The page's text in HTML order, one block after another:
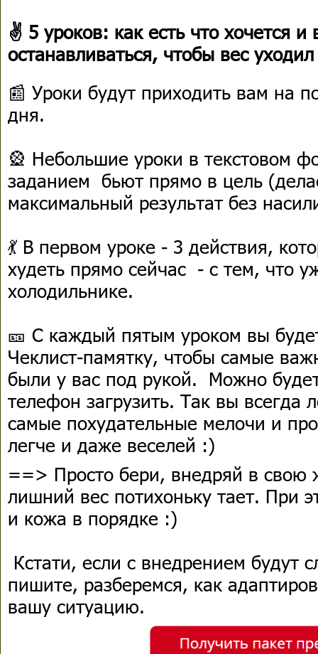
✌ 5 уроков: как есть что хочется и
останавливаться, чтобы вес
📰 Уроки будут приходить вам на
дня.
🎡 Небольшие уроки в текстовом
заданием бьют прямо в цель
максимальный результат без
💃 В первом уроке - 3 действия,
худеть прямо сейчас - с тем, что
холодильнике.
🎫 С каждый пятым уроком вы
Чеклист-памятку, чтобы самые
были у вас под рукой. ​Можно
телефон загрузить. Так вы всегда
самые похудательные мелочи и
легче и даже веселей :)
==> Просто бери, внедряй в свою
лишний вес потихоньку тает. При
и кожа в порядке :)
Кстати, если с внедрением будут
пишите, разберемся, как
вашу ситуацию.